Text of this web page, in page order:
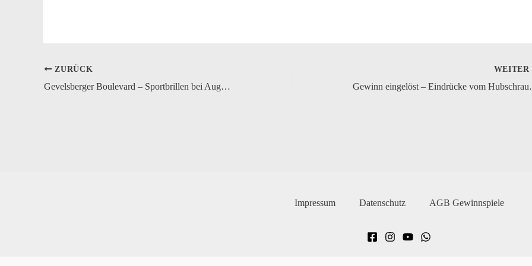
ZURÜCK
Gevelsberger Boulevard – Sportbrillen bei Augenoptik Schäfer
WEITER
Gewinn
Impressum Datenschutz AGB Gewinnspiele